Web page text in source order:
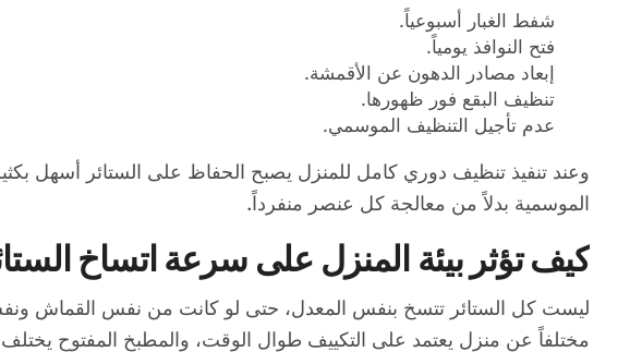
شفط الغبار أسبوعياً.
فتح النوافذ يومياً.
إبعاد مصادر الدهون عن الأقمشة.
تنظيف البقع فور ظهورها.
عدم تأجيل التنظيف الموسمي.
وعند تنفيذ تنظيف دوري كامل للمنزل يصبح الحفاظ على الستائر أسهل
الموسمية بدلاً من معالجة كل عنصر منفرداً.
كيف تؤثر بيئة المنزل على سرعة اتساخ
ليست كل الستائر تتسخ بنفس المعدل، حتى لو كانت من نفس القماش ونفس
مختلفاً عن منزل يعتمد على التكييف طوال الوقت، والمطبخ المفتوح